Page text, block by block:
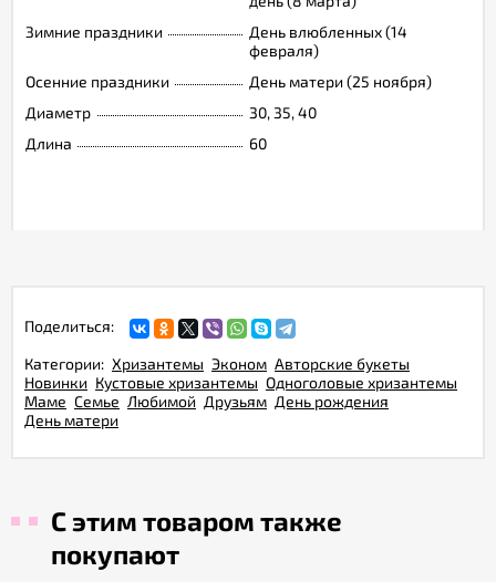
Зимние праздники
День влюбленных (14
февраля)
Осенние праздники
День матери (25 ноября)
Диаметр
30, 35, 40
Длина
60
Поделиться:
Категории: Хризантемы Эконом Авторские букеты
Новинки Кустовые хризантемы Одноголовые хризантемы
Маме Семье Любимой Друзьям День рождения
День матери
С этим товаром также
покупают